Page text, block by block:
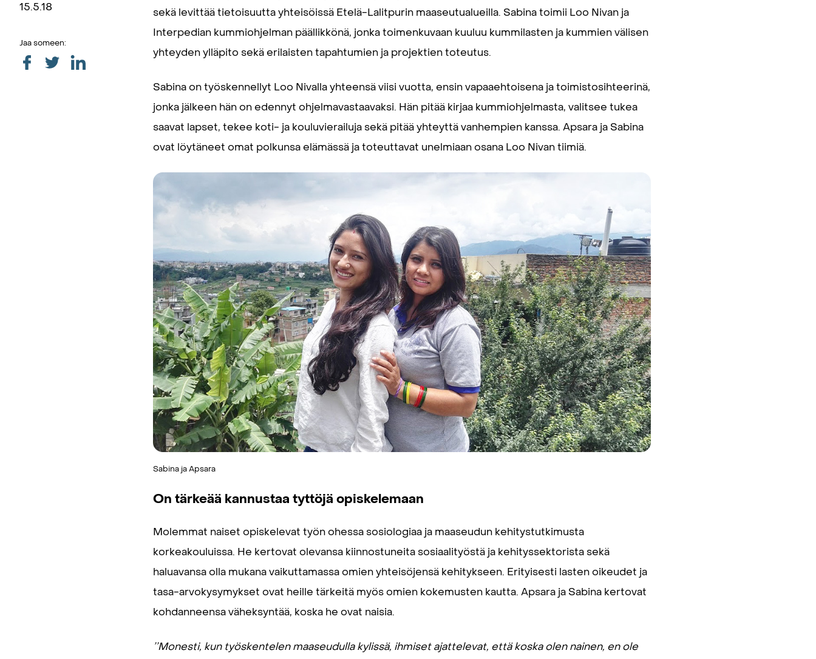
15.5.18
Jaa someen:
sekä levittää tietoisuutta yhteisöissä Etelä-Lalitpurin maaseutualueilla. Sabina toimii Loo Nivan ja
Interpedian kummiohjelman päällikkönä, jonka toimenkuvaan kuuluu kummilasten ja kummien välisen
yhteyden ylläpito sekä erilaisten tapahtumien ja projektien toteutus.
Sabina on työskennellyt Loo Nivalla yhteensä viisi vuotta, ensin vapaaehtoisena ja toimistosihteerinä,
jonka jälkeen hän on edennyt ohjelmavastaavaksi. Hän pitää kirjaa kummiohjelmasta, valitsee tukea
saavat lapset, tekee koti- ja kouluvierailuja sekä pitää yhteyttä vanhempien kanssa. Apsara ja Sabina
ovat löytäneet omat polkunsa elämässä ja toteuttavat unelmiaan osana Loo Nivan tiimiä.
Sabina ja Apsara
On tärkeää kannustaa tyttöjä opiskelemaan
Molemmat naiset opiskelevat työn ohessa sosiologiaa ja maaseudun kehitystutkimusta
korkeakouluissa. He kertovat olevansa kiinnostuneita sosiaalityöstä ja kehityssektorista sekä
haluavansa olla mukana vaikuttamassa omien yhteisöjensä kehitykseen. Erityisesti lasten oikeudet ja
tasa-arvokysymykset ovat heille tärkeitä myös omien kokemusten kautta. Apsara ja Sabina kertovat
kohdanneensa väheksyntää, koska he ovat naisia.
’’Monesti, kun työskentelen maaseudulla kylissä, ihmiset ajattelevat, että koska olen nainen, en ole